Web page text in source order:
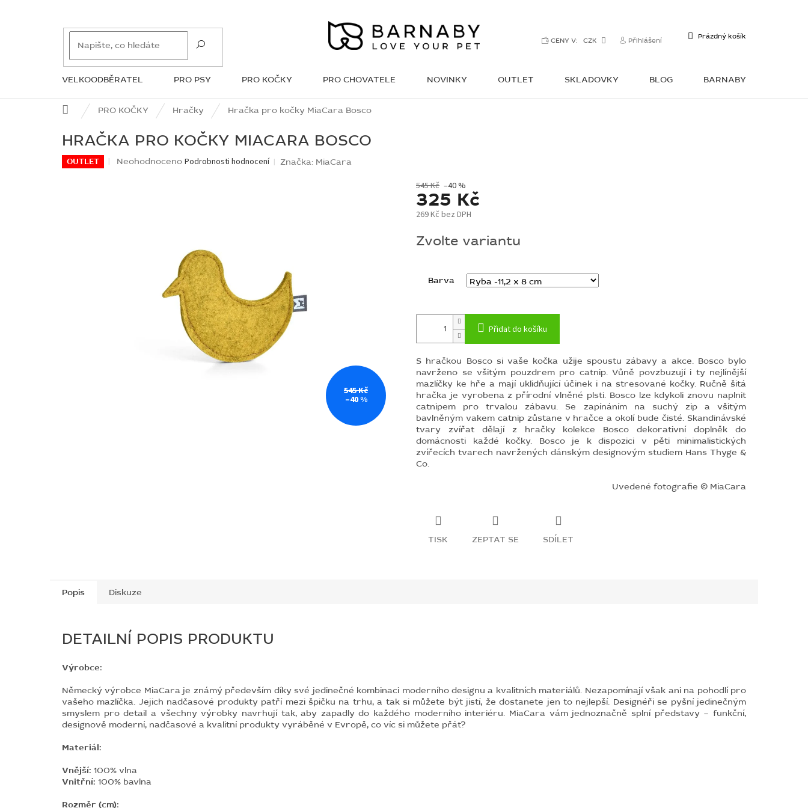
CENY V: CZK Přihlášení
NÁKUPNÍ
Prázdný košík
VELKOODBĚRATEL PRO PSY PRO KOČKY PRO CHOVATELE NOVINKY OUTLET SKLADOVKY BLOG BARNABY
ZNAČKY
Domů PRO KOČKY Hračky Hračka pro kočky MiaCara Bosco
HRAČKA PRO KOČKY MIACARA BOSCO
OUTLET
Průměrné
Neohodnoceno Podrobnosti hodnocení Značka: MiaCara
545 Kč
–40 %
545 Kč –40 %
325 Kč
269 Kč bez DPH
cena:
Zvolte variantu
Barva
Přidat do košíku
S hračkou Bosco si vaše kočka užije spoustu zábavy a akce. Bosco bylo
navrženo se všitým pouzdrem pro catnip. Vůně povzbuzují i ​​ty nejlínější
mazlíčky ke hře a mají uklidňující účinek i na stresované kočky. Ručně šitá
hračka je vyrobena z přírodní vlněné plsti. Bosco lze kdykoli znovu naplnit
catnipem pro trvalou zábavu. Se zapínáním na suchý zip a všitým
bavlněným vakem catnip zůstane v hračce a okolí bude čisté. Skandinávské
tvary zvířat dělají z hračky kolekce Bosco dekorativní doplněk do
domácnosti každé kočky. Bosco je k dispozici v pěti minimalistických
zvířecích tvarech navržených dánským designovým studiem Hans Thyge &
Co.
Uvedené fotografie © MiaCara
TISK ZEPTAT SE SDÍLET
Popis Diskuze
DETAILNÍ POPIS PRODUKTU
Výrobce:
Německý výrobce MiaCara je známý především díky své jedinečné kombinaci moderního designu a kvalitních materiálů. Nezapomínají však ani na pohodlí pro
vašeho mazlíčka. Jejich nadčasové produkty patří mezi špičku na trhu, a tak si můžete být jistí, že dostanete jen to nejlepší. Designéři se pyšní jedinečným
smyslem pro detail a všechny výrobky navrhují tak, aby zapadly do každého moderního interiéru. MiaCara vám jednoznačně splní představy – funkční,
designově moderní, nadčasové a kvalitní produkty vyráběné v Evropě, co víc si můžete přát?
Materiál:
Vnější: 100% vlna
Vnitřní: 100% bavlna
Rozměr (cm):